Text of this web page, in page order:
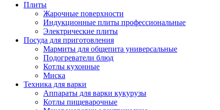
Плиты
Жарочные поверхности
Индукционные плиты профессиональные
Электрические плиты
Посуда для приготовления
Мармиты для общепита универсальные
Подогреватели блюд
Котлы кухонные
Миска
Техника для варки
Аппараты для варки кукурузы
Котлы пищеварочные